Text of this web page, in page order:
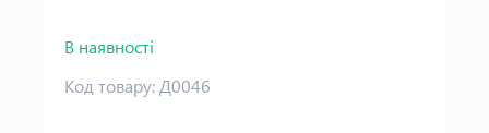
В наявності
Код товару:Д0046